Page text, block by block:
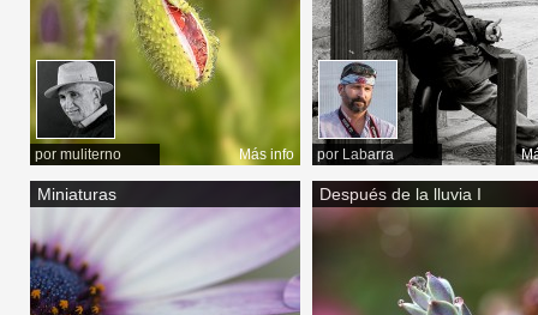
por muliterno Más info por Labarra
Miniaturas Después de la lluvia I